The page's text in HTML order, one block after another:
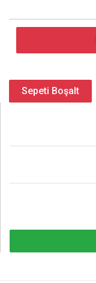
Sepeti Boşalt